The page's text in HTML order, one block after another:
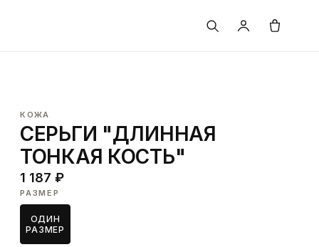
КОЖА
СЕРЬГИ "ДЛИННАЯ
ТОНКАЯ КОСТЬ"
1 187 ₽
РАЗМЕР
ОДИН
РАЗМЕР